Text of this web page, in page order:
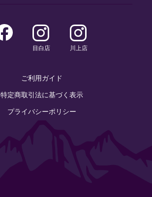
目白店 川上店
ご利用ガイド
特定商取引法に基づく表示
プライバシーポリシー